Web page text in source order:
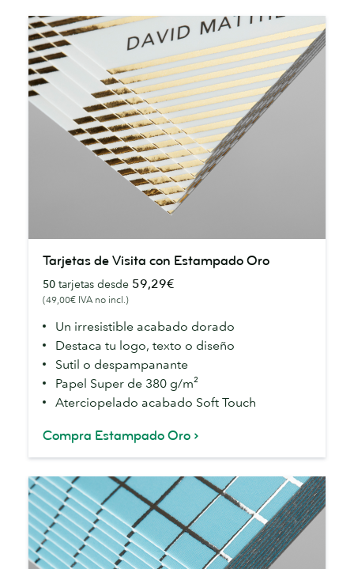
Visita
con
Estampado
Oro
Tarjetas de Visita con Estampado Oro
50 tarjetas desde 59,29€
(49,00€ IVA no incl.)
Un irresistible acabado dorado
Destaca tu logo, texto o diseño
Sutil o despampanante
Papel Super de 380 g/m²
Aterciopelado acabado Soft Touch
Compra Estampado Oro